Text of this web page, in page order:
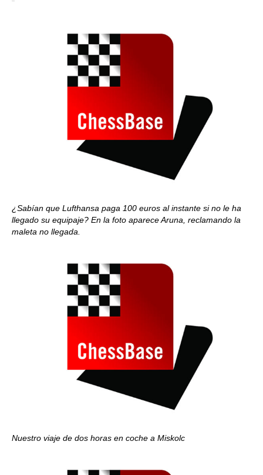
¿Sabían que Lufthansa paga 100 euros al instante si no le ha
llegado su equipaje? En la foto aparece Aruna, reclamando la
maleta no llegada.
Nuestro viaje de dos horas en coche a Miskolc